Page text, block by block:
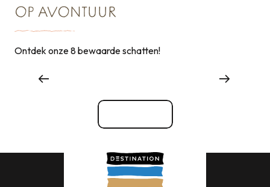
OP AVONTUUR
Ontdek onze 8 bewaarde schatten!